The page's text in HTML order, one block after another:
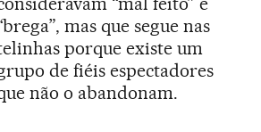
mas que segue nas
porque existe um
de fiéis espectadores
não o abandonam.